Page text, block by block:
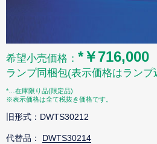
希望小売価格： *￥716,000
ランプ同梱包(表示価格はランプ
*…在庫限り品(限定品)
※表示価格は全て税抜き価格です。
旧形式：DWTS30212
代替品： DWTS30214